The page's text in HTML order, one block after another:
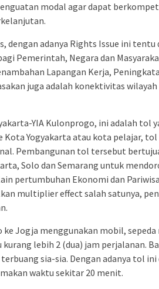
modal agar dapat
dengan adanya Rights Issue ini
Pemerintah, Negara dan
Lapangan Kerja,
juga adalah konektivitas
YIA Kulonprogo, ini adalah tol
Kota Yogyakarta atau kota pelajar,
Pembangunan tol tersebut
Solo dan Semarang untuk
pertumbuhan Ekonomi dan
multiplier effect salah satunya,
ke Jogja menggunakan mobil,
lebih 2 (dua) jam perjalanan.
sia-sia. Dengan adanya tol
waktu sekitar 20 menit.